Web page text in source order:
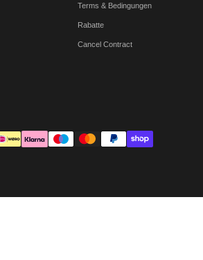
Terms & Bedingungen
Rabatte
Cancel Contract